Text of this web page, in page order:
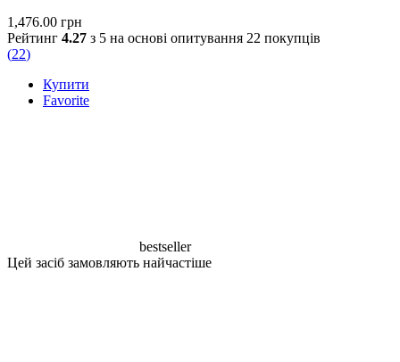
1,476.00 грн
Рейтинг 4.27 з 5 на основі опитування 22 покупців
(22)
Купити
Favorite
bestseller
Цей засіб замовляють найчастіше